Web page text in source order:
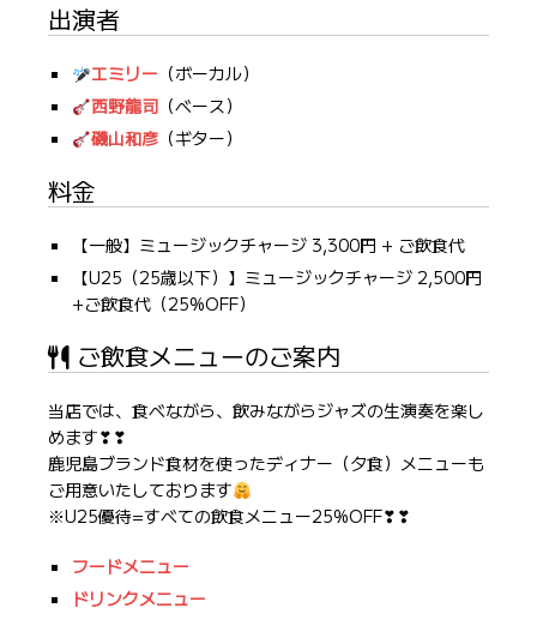
出演者
エミリー （ボーカル）
西野龍司（ベース）
磯山和彦（ギター）
料金
【一般】ミュージックチャージ 3,300円 + ご飲食代
【U25（25歳以下）】ミュージックチャージ 2,500円
+ご飲食代（25%OFF）
ご飲食メニューのご案内
当店では、食べながら、飲みながらジャズの生演奏を楽し
めます❣❣
鹿児島ブランド食材を使ったディナー（夕食）メニューも
ご用意いたしております
※U25優待=すべての飲食メニュー25%OFF❣❣
フードメニュー
ドリンクメニュー